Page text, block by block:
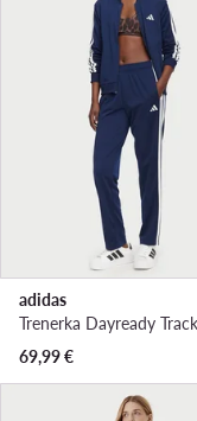
adidas
69,99€